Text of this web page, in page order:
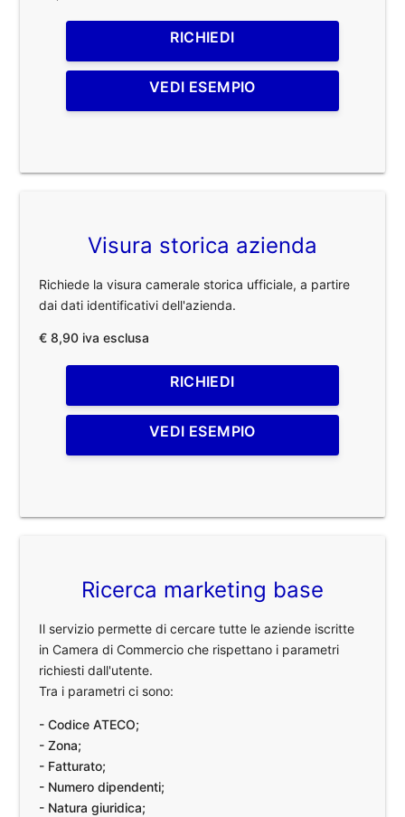
RICHIEDI
VEDI ESEMPIO
Visura storica azienda
Richiede la visura camerale storica ufficiale, a partire
dai dati identificativi dell'azienda.
€ 8,90 iva esclusa
RICHIEDI
VEDI ESEMPIO
Ricerca marketing base
Il servizio permette di cercare tutte le aziende iscritte
in Camera di Commercio che rispettano i parametri
richiesti dall'utente.
Tra i parametri ci sono:
- Codice ATECO;
- Zona;
- Fatturato;
- Numero dipendenti;
- Natura giuridica;